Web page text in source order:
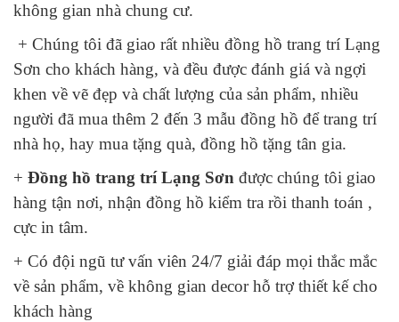
không gian nhà chung cư.
+ Chúng tôi đã giao rất nhiều đồng hồ trang trí Lạng
Sơn cho khách hàng, và đều được đánh giá và ngợi
khen về vẽ đẹp và chất lượng của sản phẩm, nhiều
người đã mua thêm 2 đến 3 mẫu đồng hồ để trang trí
nhà họ, hay mua tặng quà, đồng hồ tặng tân gia.
+ Đồng hồ trang trí Lạng Sơn được chúng tôi giao
hàng tận nơi, nhận đồng hồ kiểm tra rồi thanh toán ,
cực in tâm.
+ Có đội ngũ tư vấn viên 24/7 giải đáp mọi thắc mắc
về sản phẩm, về không gian decor hỗ trợ thiết kế cho
khách hàng